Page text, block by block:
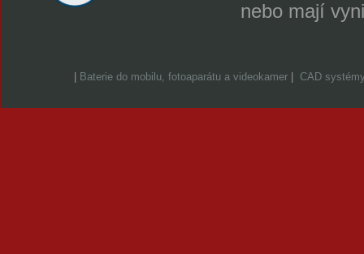
nebo mají
Baterie do mobilu, fotoaparátu a videokamer CAD